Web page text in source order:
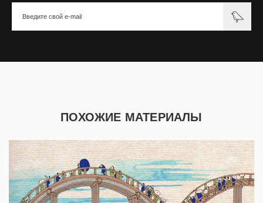
ПОХОЖИЕ МАТЕРИАЛЫ